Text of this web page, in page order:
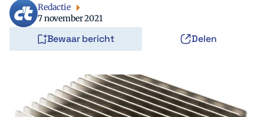
Redactie
7 november 2021
Bewaar bericht Delen